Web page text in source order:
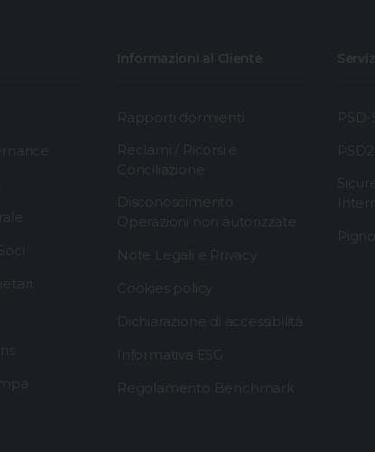
Informazioni al Cliente
Rapporti dormienti
Reclami / Ricorsi e
Conciliazione
Disconoscimento
Operazioni non autorizzate
Note Legali e Privacy
Cookies policy
Dichiarazione di accessibilità
Informativa ESG
Regolamento Benchmark
PSD-